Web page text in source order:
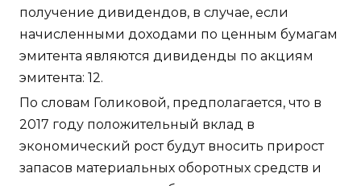
получение дивидендов, в случае, если
начисленными доходами по ценным бумагам
эмитента являются дивиденды по акциям
эмитента: 12.
По словам Голиковой, предполагается, что в
2017 году положительный вклад в
экономический рост будут вносить прирост
запасов материальных оборотных средств и